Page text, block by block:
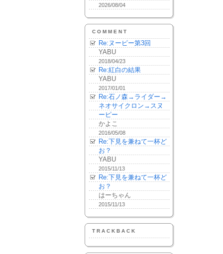
2026/08/04
COMMENT
Re:ヌーピー第3回
YABU
2018/04/23
Re:紅白の結果
YABU
2017/01/01
Re:石ノ森→ライダー→
ネオサイクロン→スヌ
ーピー
かよこ
2016/05/08
Re:下見を兼ねて一杯ど
お？
YABU
2015/11/13
Re:下見を兼ねて一杯ど
お？
はーちゃん
2015/11/13
TRACKBACK